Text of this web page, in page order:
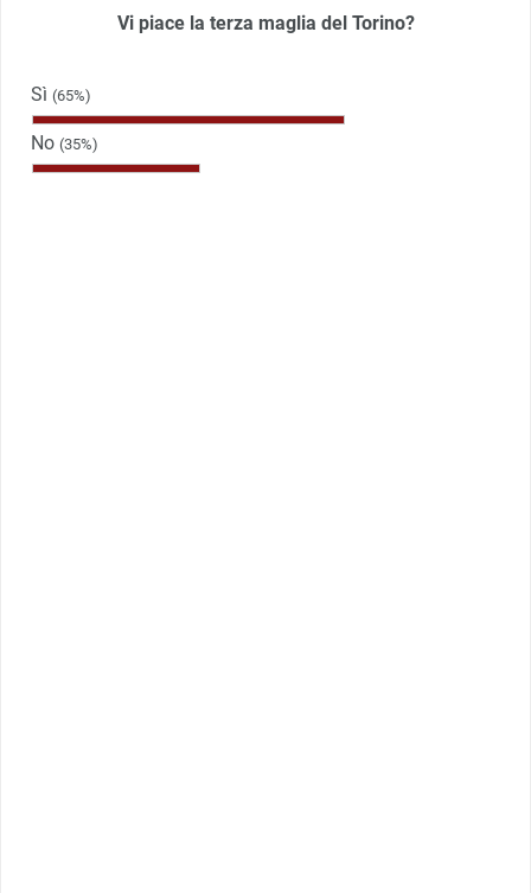
Vi piace la terza maglia del Torino?
Sì (65%)
No (35%)